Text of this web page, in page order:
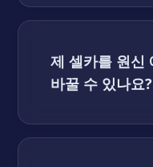
제 셀카를 원신
바꿀 수 있나요?